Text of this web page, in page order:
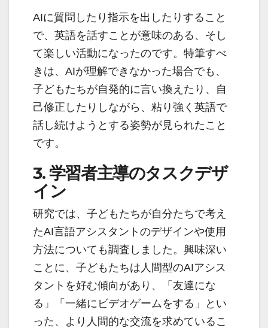
AIに質問したり指示を出したりすること
で、英語を話すことが意味のある、そし
て楽しい活動になったのです。特筆すべ
きは、AIが理解できなかった場合でも、
子どもたちが自発的に言い換えたり、自
己修正したりしながら、粘り強く英語で
話し続けようとする姿勢が見られたこと
です。
3. 学習者主導のタスクデザ
イン
研究では、子どもたちが自分たちで考え
たAI言語アシスタントのデザインや使用
方法についても調査しました。興味深い
ことに、子どもたちは人間型のAIアシス
タントを好む傾向があり、「友達にな
る」「一緒にビデオゲームをする」とい
った、より人間的な交流を求めているこ